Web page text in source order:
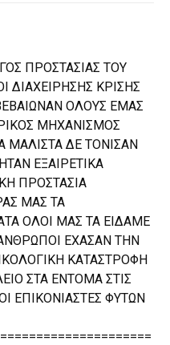
ΠΡΟΣΤΑΣΙΑΣ ΤΟΥ
ΔΙΑΧΕΙΡΗΣΗΣ ΚΡΙΣΗΣ
ΟΛΟΥΣ ΕΜΑΣ
ΜΗΧΑΝΙΣΜΟΣ
ΜΑΛΙΣΤΑ ΔΕ ΤΟΝΙΣΑΝ
ΕΞΑΙΡΕΤΙΚΑ
ΠΡΟΣΤΑΣΙΑ
ΜΑΣ ΤΑ
ΟΛΟΙ ΜΑΣ ΤΑ ΕΙΔΑΜΕ
ΕΧΑΣΑΝ ΤΗΝ
ΚΑΤΑΣΤΡΟΦΗ
ΣΤΑ ΕΝΤΟΜΑ ΣΤΙΣ
ΕΠΙΚΟΝΙΑΣΤΕΣ ΦΥΤΩΝ